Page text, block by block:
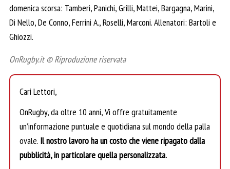
domenica scorsa: Tamberi, Panichi, Grilli, Mattei, Bargagna, Marini,
Di Nello, De Conno, Ferrini A., Roselli, Marconi. Allenatori: Bartoli e
Ghiozzi.
OnRugby.it © Riproduzione riservata
Cari Lettori,
OnRugby, da oltre 10 anni, Vi offre gratuitamente
un’informazione puntuale e quotidiana sul mondo della palla
ovale. Il nostro lavoro ha un costo che viene ripagato dalla
pubblicità, in particolare quella personalizzata.